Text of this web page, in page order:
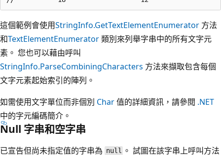
這個範例會使用StringInfo.GetTextElementEnumerator 方法
和TextElementEnumerator類別來列舉字串中的所有文字元
素。 您也可以藉由呼叫
StringInfo.ParseCombiningCharacters 方法來擷取包含每個
文字元素起始索引的陣列。
如需使用文字單位而非個別 Char值的詳細資訊，請參閱 .NET
中的字元編碼簡介。
Null 字串和空字串
已宣告但尚未指定值的字串為 null 。 試圖在該字串上呼叫方法